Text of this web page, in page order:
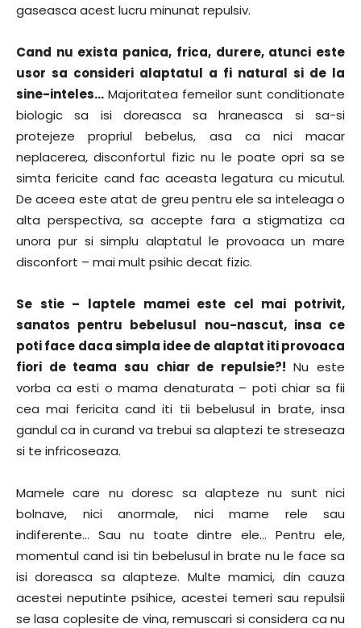
gaseasca acest lucru minunat repulsiv.
Cand nu exista panica, frica, durere, atunci este
usor sa consideri alaptatul a fi natural si de la
sine-inteles… Majoritatea femeilor sunt conditionate
biologic sa isi doreasca sa hraneasca si sa-si
protejeze propriul bebelus, asa ca nici macar
neplacerea, disconfortul fizic nu le poate opri sa se
simta fericite cand fac aceasta legatura cu micutul.
De aceea este atat de greu pentru ele sa inteleaga o
alta perspectiva, sa accepte fara a stigmatiza ca
unora pur si simplu alaptatul le provoaca un mare
disconfort – mai mult psihic decat fizic.
Se stie – laptele mamei este cel mai potrivit,
sanatos pentru bebelusul nou-nascut, insa ce
poti face daca simpla idee de alaptat iti provoaca
fiori de teama sau chiar de repulsie?! Nu este
vorba ca esti o mama denaturata – poti chiar sa fii
cea mai fericita cand iti tii bebelusul in brate, insa
gandul ca in curand va trebui sa alaptezi te streseaza
si te infricoseaza.
Mamele care nu doresc sa alapteze nu sunt nici
bolnave, nici anormale, nici mame rele sau
indiferente… Sau nu toate dintre ele… Pentru ele,
momentul cand isi tin bebelusul in brate nu le face sa
isi doreasca sa alapteze. Multe mamici, din cauza
acestei neputinte psihice, acestei temeri sau repulsii
se lasa coplesite de vina, remuscari si considera ca nu